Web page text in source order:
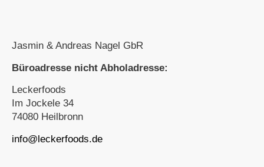
Jasmin & Andreas Nagel GbR
Büroadresse nicht Abholadresse:
Leckerfoods
Im Jockele 34
74080 Heilbronn
info@leckerfoods.de